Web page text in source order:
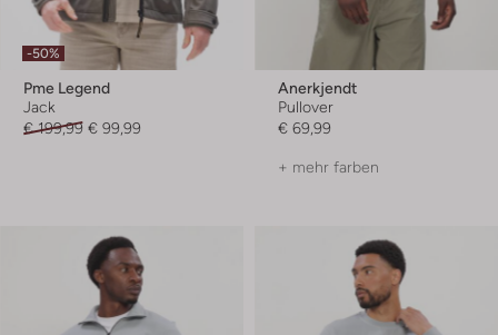
-50%
Pme Legend
Jack
€ 199,99 € 99,99
Anerkjendt
Pullover
€ 69,99
+ mehr farben